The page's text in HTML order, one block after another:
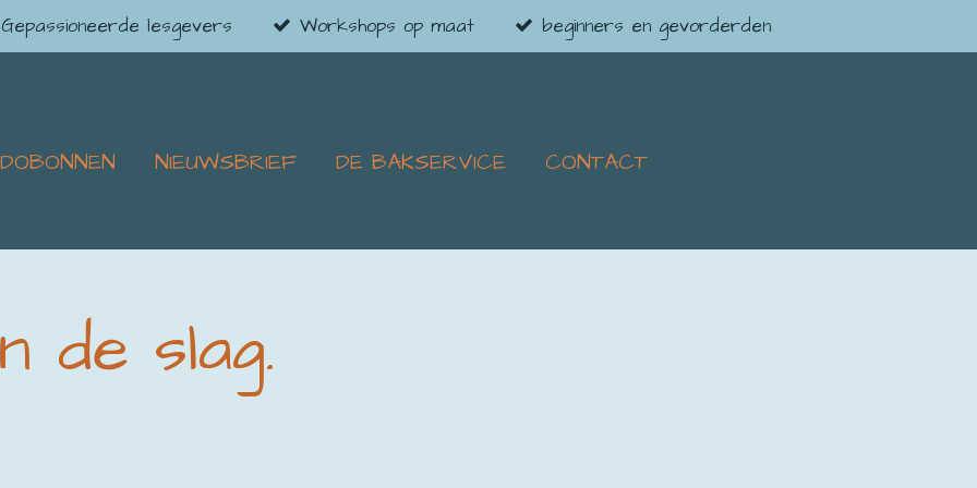
Gepassioneerde lesgevers Workshops op maat beginners en gevorderden
NIEUWSBRIEF DE BAKSERVICE CONTACT
de slag.